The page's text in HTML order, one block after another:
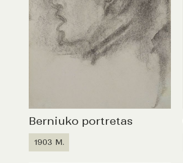
Berniuko portretas
1903 M.